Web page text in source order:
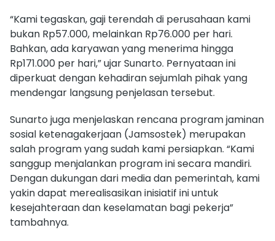
“Kami tegaskan, gaji terendah di perusahaan kami
bukan Rp57.000, melainkan Rp76.000 per hari.
Bahkan, ada karyawan yang menerima hingga
Rp171.000 per hari,” ujar Sunarto. Pernyataan ini
diperkuat dengan kehadiran sejumlah pihak yang
mendengar langsung penjelasan tersebut.
Sunarto juga menjelaskan rencana program jaminan
sosial ketenagakerjaan (Jamsostek) merupakan
salah program yang sudah kami persiapkan. “Kami
sanggup menjalankan program ini secara mandiri.
Dengan dukungan dari media dan pemerintah, kami
yakin dapat merealisasikan inisiatif ini untuk
kesejahteraan dan keselamatan bagi pekerja”
tambahnya.